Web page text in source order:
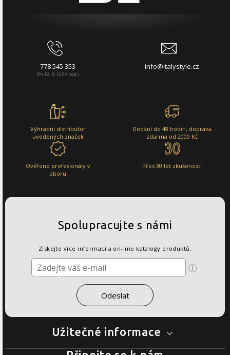
778 545 353
(Po-Pá, 8-16:00 hod.)
info@italystyle.cz
Výhradní distributor
uvedených značek
Dodání do 48 hodin, doprava
zdarma od 2000 Kč
Ověřeno profesionály v
oboru
Přes 30 let zkušeností
Užitečné informace
Spolupracujte s námi
Získejte více informací a on-line katalogy produktů.